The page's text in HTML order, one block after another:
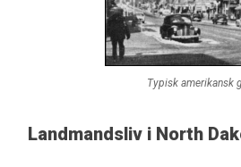
Typisk amerikansk
Landmandsliv i North